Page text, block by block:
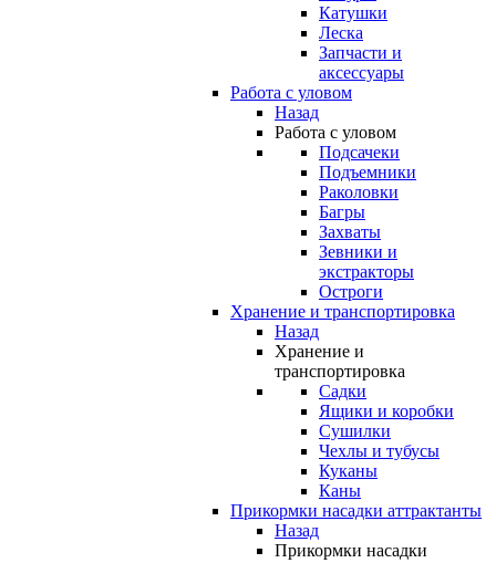
Катушки
Леска
Запчасти и
аксессуары
Работа с уловом
Назад
Работа с уловом
Подсачеки
Подъемники
Раколовки
Багры
Захваты
Зевники и
экстракторы
Остроги
Хранение и транспортировка
Назад
Хранение и
транспортировка
Садки
Ящики и коробки
Сушилки
Чехлы и тубусы
Куканы
Каны
Прикормки насадки аттрактанты
Назад
Прикормки насадки